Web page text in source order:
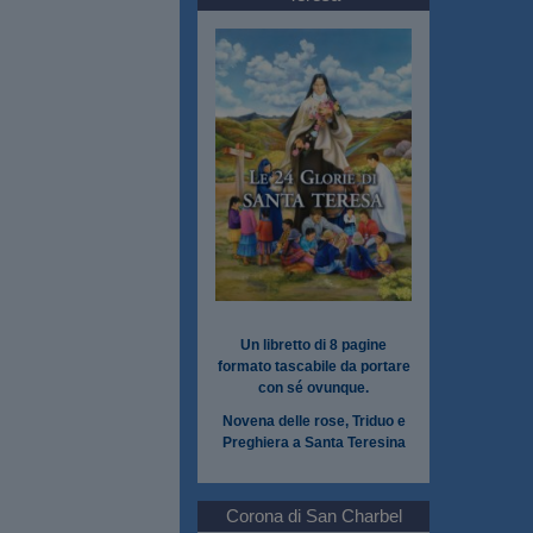
Un libretto di 8 pagine
formato tascabile da portare
con sé ovunque.
Novena delle rose, Triduo e
Preghiera a Santa Teresina
Corona di San Charbel